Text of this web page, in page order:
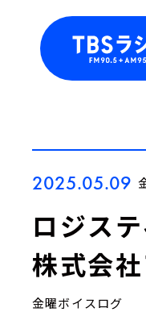
2025.05.09
ロジス
株式会
金曜ボイスログ